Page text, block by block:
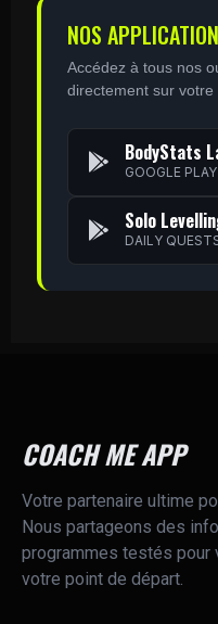
NOS
Accédez à tous nos
directement sur votre
BodyStats
GOOGLE PLAY
Solo
DAILY
COACH ME APP
Votre partenaire ultime
Nous partageons des
programmes testés pour
votre point de départ.